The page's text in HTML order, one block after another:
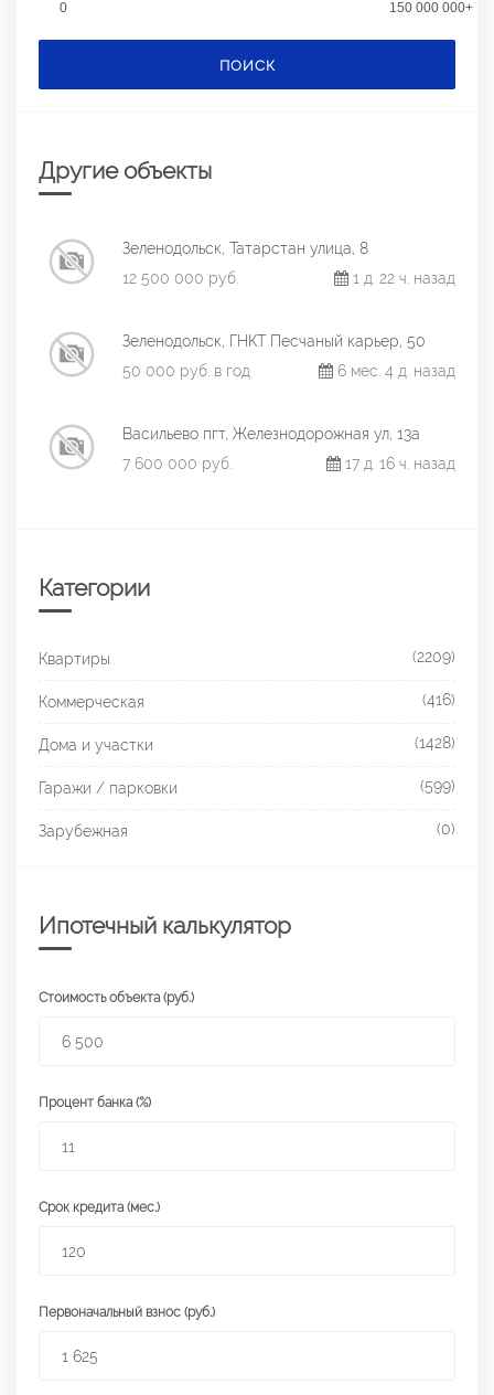
0 150 000 000+
ПОИСК
Другие объекты
Зеленодольск, Татарстан улица, 8
12 500 000 руб.
1 д. 22 ч. назад
Зеленодольск, ГНКТ Песчаный карьер, 50
50 000 руб. в год
6 мес. 4 д. назад
Васильево пгт, Железнодорожная ул, 13а
7 600 000 руб.
17 д. 16 ч. назад
Категории
Квартиры (2209)
Коммерческая (416)
Дома и участки (1428)
Гаражи / парковки (599)
Зарубежная (0)
Ипотечный калькулятор
Стоимость объекта (руб.)
Процент банка (%)
Срок кредита (мес.)
Первоначальный взнос (руб.)